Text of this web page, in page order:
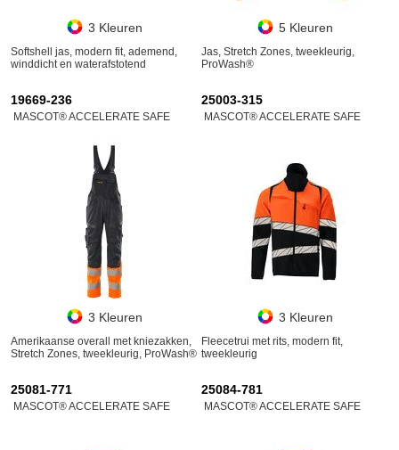
3 Kleuren
Softshell jas, modern fit, ademend,
winddicht en waterafstotend
5 Kleuren
Jas, Stretch Zones, tweekleurig,
ProWash®
19669-236
MASCOT® ACCELERATE SAFE
3 Kleuren
Amerikaanse overall met kniezakken,
Stretch Zones, tweekleurig, ProWash®
25003-315
MASCOT® ACCELERATE SAFE
3 Kleuren
Fleecetrui met rits, modern fit,
tweekleurig
25081-771
MASCOT® ACCELERATE SAFE
25084-781
MASCOT® ACCELERATE SAFE